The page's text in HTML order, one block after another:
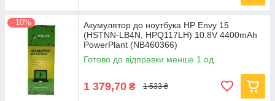
–10%
Акумулятор до ноутбука HP Envy 15
(HSTNN-LB4N, HPQ117LH) 10.8V 4400mAh
PowerPlant (NB460366)
Готово до відправки менше 1 од.
1 379,70 ₴ 1 533 ₴